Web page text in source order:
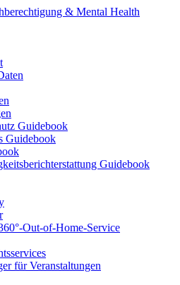
& Mental Health
Guidebook
Guidebook
Guidebook
Out-of-Home-Service
für Veranstaltungen